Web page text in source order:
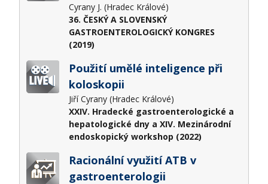
Cyrany J. (Hradec Králové)
36. ČESKÝ A SLOVENSKÝ
GASTROENTEROLOGICKÝ KONGRES
(2019)
Použití umělé inteligence při
koloskopii
Jiří Cyrany (Hradec Králové)
XXIV. Hradecké gastroenterologické a
hepatologické dny a XIV. Mezinárodní
endoskopický workshop (2022)
Racionální využití ATB v
gastroenterologii